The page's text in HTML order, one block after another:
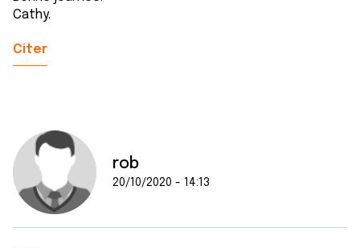
Cathy.
Citer
rob
20/10/2020 - 14:13